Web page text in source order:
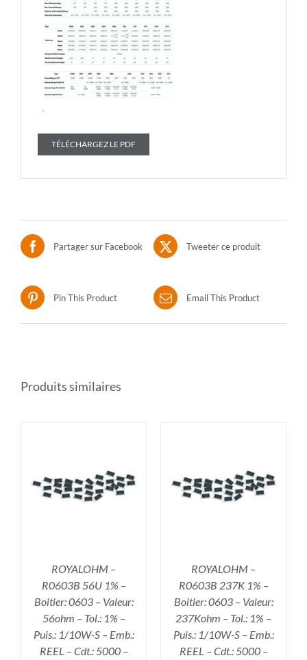
TÉLÉCHARGEZ LE PDF
Partager sur Facebook Tweeter ce produit
Pin This Product Email This Product
Produits similaires
ROYALOHM –
R0603B 56U 1% –
Boitier: 0603 – Valeur:
56ohm – Tol.: 1% –
Puis.: 1/10W-S – Emb.:
REEL – Cdt.: 5000 –
AJOUTER AU PANIER
/
DÉTAILS
ROYALOHM –
R0603B 237K 1% –
Boitier: 0603 – Valeur:
237Kohm – Tol.: 1% –
Puis.: 1/10W-S – Emb.:
REEL – Cdt.: 5000 –